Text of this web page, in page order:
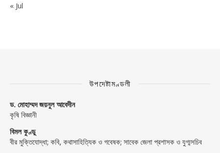
« Jul
উপদেষ্টামণ্ডলী
ড. মোহাম্মদ জয়নুল আবেদীন
কৃষি বিজ্ঞানী
বিমল কুণ্ডু
বীর মুক্তিযোদ্ধা; কবি, কথাসাহিত্যিক ও গবেষক; সাবেক জেলা প্রশাসক ও যুগ্মসচিব